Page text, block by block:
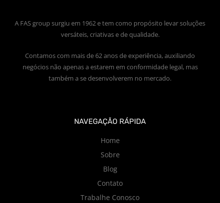
A FAS group surgiu em 1962 e tem como propósito levar soluções
versáteis, criativas e de qualidade.
Contamos com mais de 62 anos de experiência, auxiliando
negócios não apenas a estarem em conformidade legal, mas
também a se desenvolverem no mercado.
NAVEGAÇÃO RÁPIDA
Home
Sobre
Blog
Contato
Trabalhe Conosco